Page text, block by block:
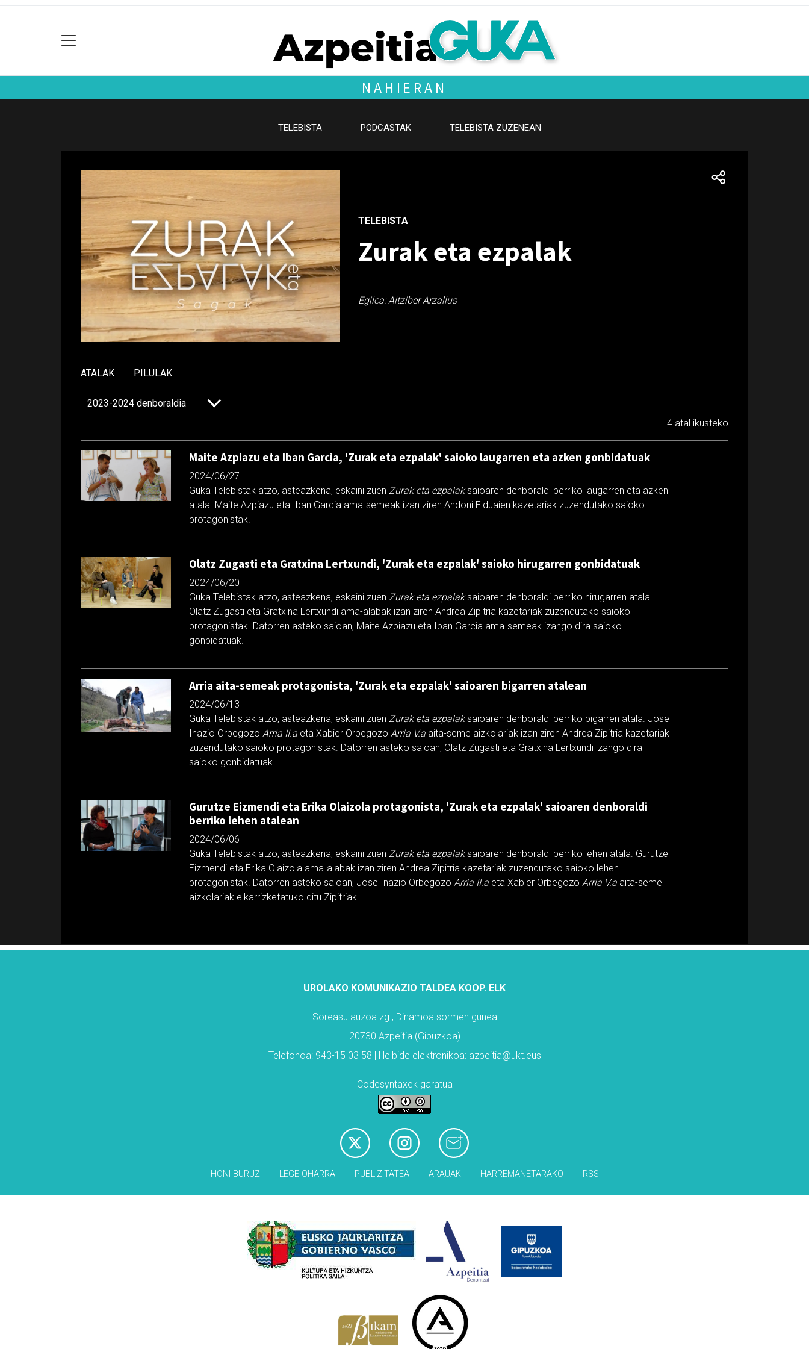
NAHIERAN
TELEBISTA PODCASTAK TELEBISTA ZUZENEAN
TELEBISTA
Zurak eta ezpalak
Egilea: Aitziber Arzallus
ATALAK PILULAK
4 atal ikusteko
Maite Azpiazu eta Iban Garcia, 'Zurak eta ezpalak' saioko laugarren eta azken gonbidatuak
2024/06/27
Guka Telebistak atzo, asteazkena, eskaini zuen Zurak eta ezpalaksaioaren denboraldi berriko laugarren eta azken
atala. Maite Azpiazu eta Iban Garcia ama-semeak izan ziren Andoni Elduaien kazetariak zuzendutako saioko
protagonistak.
Olatz Zugasti eta Gratxina Lertxundi, 'Zurak eta ezpalak' saioko hirugarren gonbidatuak
2024/06/20
Guka Telebistak atzo, asteazkena, eskaini zuen Zurak eta ezpalaksaioaren denboraldi berriko hirugarren atala.
Olatz Zugasti eta Gratxina Lertxundi ama-alabak izan ziren Andrea Zipitria kazetariak zuzendutako saioko
protagonistak. Datorren asteko saioan, Maite Azpiazu eta Iban Garcia ama-semeak izango dira saioko
gonbidatuak.
Arria aita-semeak protagonista, 'Zurak eta ezpalak' saioaren bigarren atalean
2024/06/13
Guka Telebistak atzo, asteazkena, eskaini zuen Zurak eta ezpalaksaioaren denboraldi berriko bigarren atala. Jose
Inazio Orbegozo Arria II.a eta Xabier Orbegozo Arria V.a aita-seme aizkolariak izan ziren Andrea Zipitria kazetariak
zuzendutako saioko protagonistak. Datorren asteko saioan, Olatz Zugasti eta Gratxina Lertxundi izango dira
saioko gonbidatuak.
Gurutze Eizmendi eta Erika Olaizola protagonista, 'Zurak eta ezpalak' saioaren denboraldi
berriko lehen atalean
2024/06/06
Guka Telebistak atzo, asteazkena, eskaini zuen Zurak eta ezpalaksaioaren denboraldi berriko lehen atala. Gurutze
Eizmendi eta Erika Olaizola ama-alabak izan ziren Andrea Zipitria kazetariak zuzendutako saioko lehen
protagonistak. Datorren asteko saioan, Jose Inazio Orbegozo Arria II.a eta Xabier Orbegozo Arria V.a aita-seme
aizkolariak elkarrizketatuko ditu Zipitriak.
UROLAKO KOMUNIKAZIO TALDEA KOOP. ELK
Soreasu auzoa zg., Dinamoa sormen gunea
20730 Azpeitia (Gipuzkoa)
Telefonoa: 943-15 03 58 | Helbide elektronikoa: azpeitia@ukt.eus
Codesyntaxek garatua
HONI BURUZ LEGE OHARRA PUBLIZITATEA ARAUAK HARREMANETARAKO RSS